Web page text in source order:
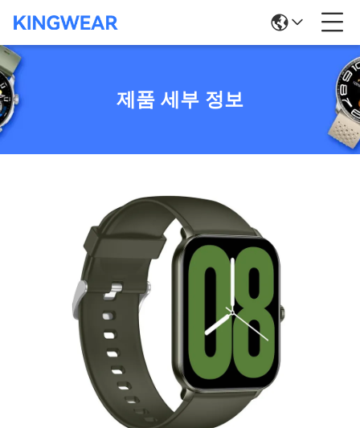
제품 세부 정보